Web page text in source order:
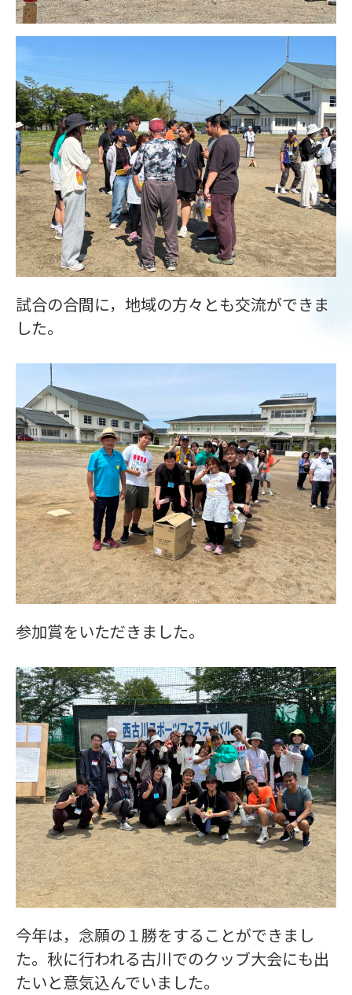
試合の合間に，地域の方々とも交流ができま
した。
参加賞をいただきました。
今年は，念願の１勝をすることができまし
た。秋に行われる古川でのクッブ大会にも出
たいと意気込んでいました。